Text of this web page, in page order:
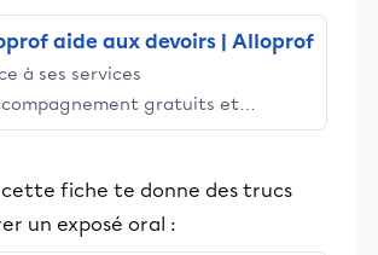
aide aux devoirs | Alloprof
à ses services
gratuits et
Alloprof engage les élèves
cette fiche te donne des trucs
un exposé oral :